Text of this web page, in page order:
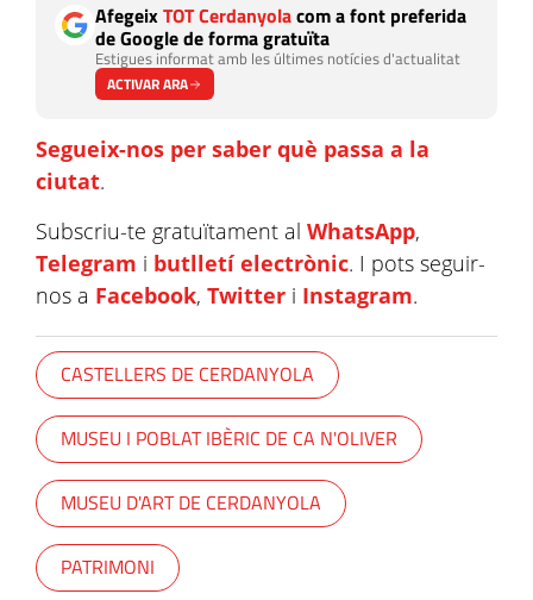
AfegeixTOT Cerdanyolacom a font preferida
de Google de forma gratuïta
Estigues informat amb les últimes notícies d'actualitat
ACTIVAR ARA
Segueix-nos per saber què passa a la
ciutat.
Subscriu-te gratuïtament al WhatsApp,
Telegram i butlletí electrònic. I pots seguir-
nos a Facebook, Twitter i Instagram.
CASTELLERS DE CERDANYOLA
MUSEU I POBLAT IBÈRIC DE CA N'OLIVER
MUSEU D'ART DE CERDANYOLA
PATRIMONI